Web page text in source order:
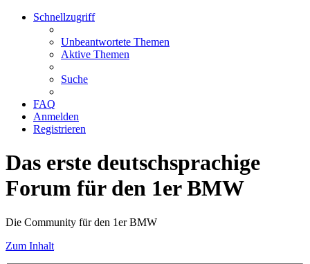
Schnellzugriff
Unbeantwortete Themen
Aktive Themen
Suche
FAQ
Anmelden
Registrieren
Das erste deutschsprachige
Forum für den 1er BMW
Die Community für den 1er BMW
Zum Inhalt